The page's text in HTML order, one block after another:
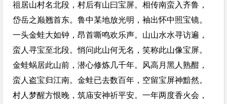
祖居山村名北段，村后有山曰宝屏。相传南蛮入齐鲁，
岱岳之巅翘首东。鲁中某地放光明，袖出怀中照宝镜。
一头金蛙大如钟，昂首嘶鸣欢乐声。山山水水寻访遍，
蛮人寻宝至北段。悄问此山何无名，笑称此山像宝屏。
金蛙蜗居此山前，潜心修炼几千年。风高月黑人熟酣，
蛮人盗宝归江南。金蛙已去数百年，空留宝屏神黯然。
村人梦醒方恨晚，筑庙安神祈平安。一年两度香火会，